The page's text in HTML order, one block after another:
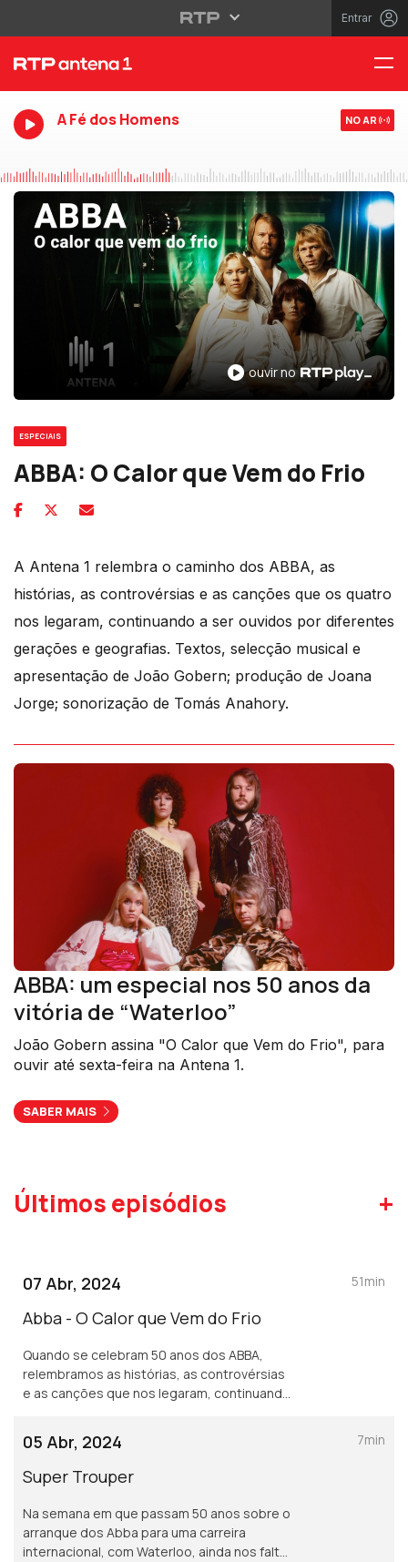
Entrar
A Fé dos Homens NO AR
ouvir no
ESPECIAIS
ABBA: O Calor que Vem do Frio
A Antena 1 relembra o caminho dos ABBA, as
histórias, as controvérsias e as canções que os quatro
nos legaram, continuando a ser ouvidos por diferentes
gerações e geografias. Textos, selecção musical e
apresentação de João Gobern; produção de Joana
Jorge; sonorização de Tomás Anahory.
ABBA: um especial nos 50 anos da
vitória de “Waterloo”
João Gobern assina "O Calor que Vem do Frio", para
ouvir até sexta-feira na Antena 1.
SABER MAIS
Últimos episódios +
07 Abr, 2024
Abba - O Calor que Vem do Frio
Quando se celebram 50 anos dos ABBA,
relembramos as histórias, as controvérsias
e as canções que nos legaram, continuando
51min
05 Abr, 2024
Super Trouper
Na semana em que passam 50 anos sobre o
arranque dos Abba para uma carreira
internacional, com Waterloo, ainda nos falta
7min